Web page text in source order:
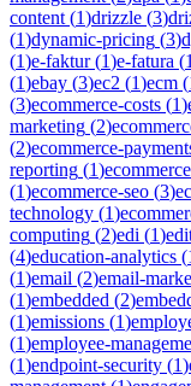
content (1)drizzle (3)
(1)dynamic-pricing (3)
(1)e-faktur(1)e-fatura (1
(1)ebay (3)ec2 (1)ecm (
(3)ecommerce-costs (1)
marketing (2)
(2)ecommerce-
reporting (1)
(1)ecommerce-seo (3)
technology (1)
computing (2)edi (1)
(4)education-analytics (
(1)email (2)email-
(1)embedded (2)
(1)emissions (1)
(1)employee-
(1)endpoint-security (1)